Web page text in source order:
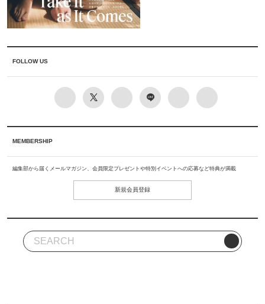
FOLLOW US
MEMBERSHIP
編集部から届くメールマガジン、会員限定プレゼントや特別イベントへの応募など特典が満載
新規会員登録